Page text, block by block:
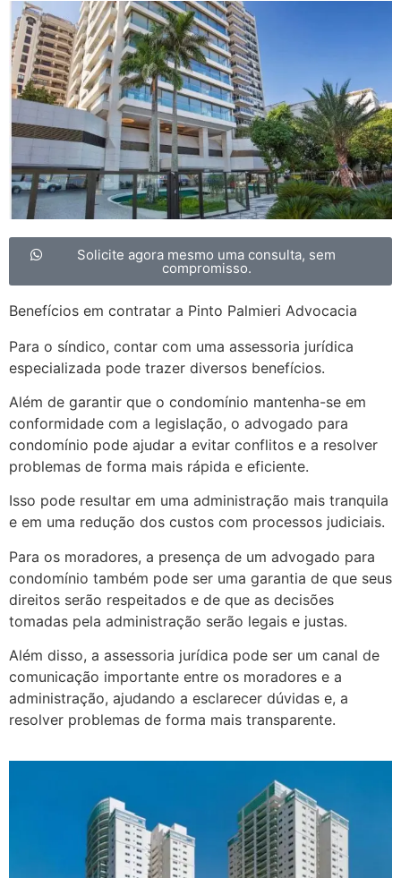
Solicite agora mesmo uma consulta, sem
compromisso.
Benefícios em contratar a Pinto Palmieri Advocacia
Para o síndico, contar com uma assessoria jurídica
especializada pode trazer diversos benefícios.
Além de garantir que o condomínio mantenha-se em
conformidade com a legislação, o advogado para
condomínio pode ajudar a evitar conflitos e a resolver
problemas de forma mais rápida e eficiente.
Isso pode resultar em uma administração mais tranquila
e em uma redução dos custos com processos judiciais.
Para os moradores, a presença de um advogado para
condomínio também pode ser uma garantia de que seus
direitos serão respeitados e de que as decisões
tomadas pela administração serão legais e justas.
Além disso, a assessoria jurídica pode ser um canal de
comunicação importante entre os moradores e a
administração, ajudando a esclarecer dúvidas e, a
resolver problemas de forma mais transparente.